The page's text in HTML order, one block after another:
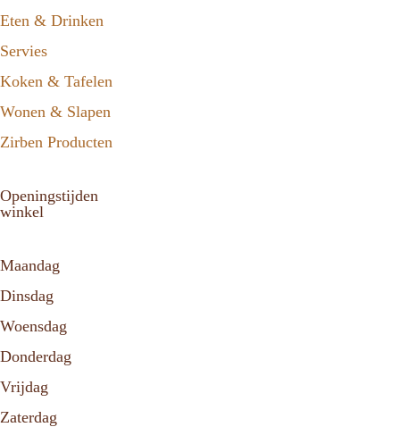
Eten & Drinken
Servies
Koken & Tafelen
Wonen & Slapen
Zirben Producten
Openingstijden
winkel
Maandag
Dinsdag
Woensdag
Donderdag
Vrijdag
Zaterdag